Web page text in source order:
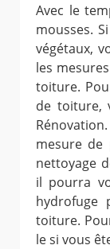
Avec le
mousses.
végétaux,
les
toiture.
de toiture,
mesure de
nettoyage
il pourra
hydrofuge
toiture.
le si vous